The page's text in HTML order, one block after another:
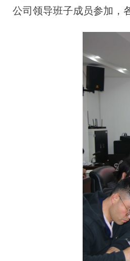
公司领导班子成员参加，